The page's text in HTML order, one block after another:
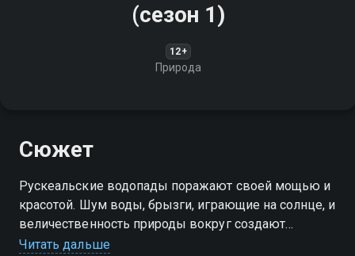
(сезон 1)
12+
Природа
Сюжет
Рускеальские водопады поражают своей мощью и
красотой. Шум воды, брызги, играющие на солнце, и
величественность природы вокруг создают
атмосферу абсолютного спокойствия и гармонии
Читать дальше